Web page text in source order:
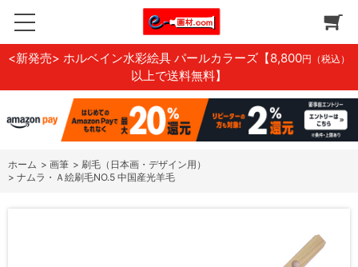
<新発売> ホルベイン水彩絵具 パールカラーズ 【8,800円（税込）
以上で送料無料】
ホーム > 画筆 > 刷毛（日本画・デザイン用）
> ナムラ・Ａ絵刷毛NO.5 中国産光羊毛